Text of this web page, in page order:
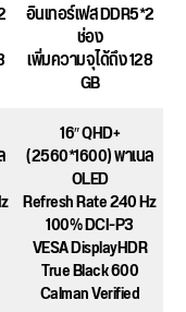
อินเทอร์เฟส DDR5*2
ช่อง
เพิ่มความจุได้ถึง 128
GB
16″ QHD+
(2560*1600) พาเนล
OLED
Refresh Rate 240 Hz
100% DCI-P3
VESA DisplayHDR
True Black 600
Calman Verified